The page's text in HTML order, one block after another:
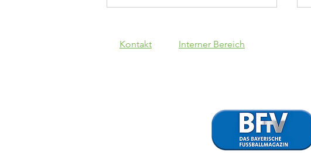
SpVgg Lam - VfB
Kontakt Interner Bereich